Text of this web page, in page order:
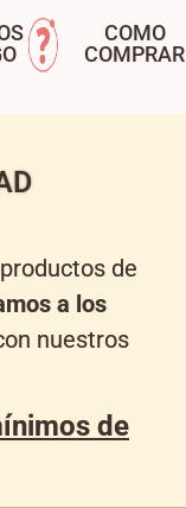
COMO
COMPRAR
de
a los
nuestros
de